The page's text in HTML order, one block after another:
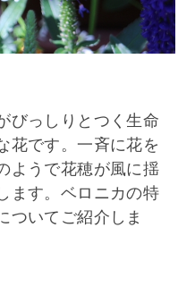
びっしりとつく生命
花です。一斉に花を
ようで花穂が風に揺
ます。ベロニカの特
ついてご紹介しま